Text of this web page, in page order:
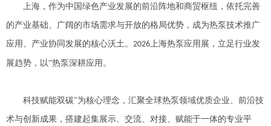
上海，作为中国绿色产业发展的前沿阵地和商贸枢纽，依托完善
的产业基础、广阔的市场需求与开放的格局优势，成为热泵技术推广
应用、产业协同发展的核心沃土。 2026上海热泵应用展，立足行业发
展趋势，以“热泵深耕应用。
科技赋能双碳”为核心理念，汇聚全球热泵领域优质企业、前沿技
术与创新成果，搭建起集展示、交流、对接、赋能于一体的专业平